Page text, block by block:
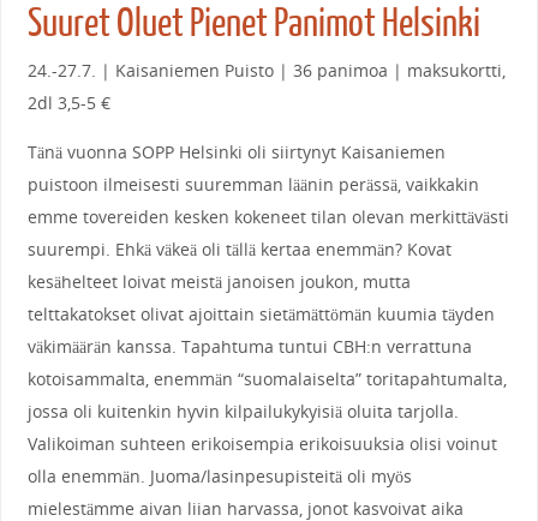
Suuret Oluet Pienet Panimot Helsinki
24.-27.7. | Kaisaniemen Puisto | 36 panimoa | maksukortti,
2dl 3,5-5 €
Tänä vuonna SOPP Helsinki oli siirtynyt Kaisaniemen
puistoon ilmeisesti suuremman läänin perässä, vaikkakin
emme tovereiden kesken kokeneet tilan olevan merkittävästi
suurempi. Ehkä väkeä oli tällä kertaa enemmän? Kovat
kesähelteet loivat meistä janoisen joukon, mutta
telttakatokset olivat ajoittain sietämättömän kuumia täyden
väkimäärän kanssa. Tapahtuma tuntui CBH:n verrattuna
kotoisammalta, enemmän “suomalaiselta” toritapahtumalta,
jossa oli kuitenkin hyvin kilpailukykyisiä oluita tarjolla.
Valikoiman suhteen erikoisempia erikoisuuksia olisi voinut
olla enemmän. Juoma/lasinpesupisteitä oli myös
mielestämme aivan liian harvassa, jonot kasvoivat aika